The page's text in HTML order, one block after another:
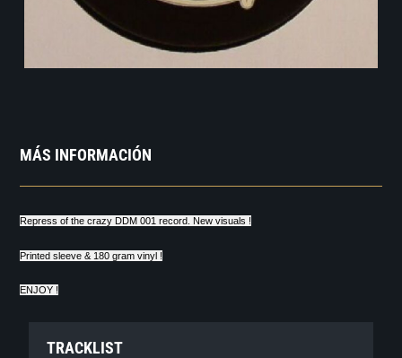
MÁS INFORMACIÓN
Repress of the crazy DDM 001 record. New visuals !
Printed sleeve & 180 gram vinyl !
ENJOY !
TRACKLIST